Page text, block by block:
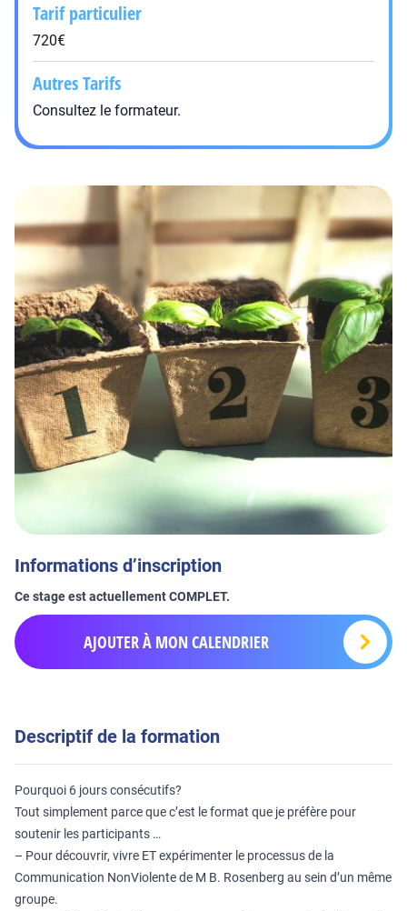
Tarif particulier
720€
Autres Tarifs
Consultez le formateur.
Informations d’inscription
Ce stage est actuellement COMPLET.
AJOUTER À MON CALENDRIER
Descriptif de la formation
Pourquoi 6 jours consécutifs?
Tout simplement parce que c’est le format que je préfère pour
soutenir les participants …
– Pour découvrir, vivre ET expérimenter le processus de la
Communication NonViolente de M B. Rosenberg au sein d’un même
groupe.